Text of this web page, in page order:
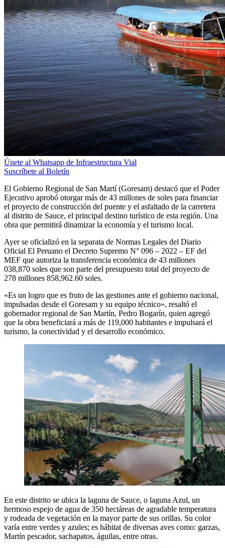
Únete al Whatsapp de Infraestructura Vial
Suscríbete al Boletín
El Gobierno Regional de San Martí (Goresam) destacó que el Poder
Ejecutivo aprobó otorgar más de 43 millones de soles para financiar
el proyecto de construcción del puente y el asfaltado de la carretera
al distrito de Sauce, el principal destino turístico de esta región. Una
obra que permitirá dinamizar la economía y el turismo local.
Ayer se oficializó en la separata de Normas Legales del Diario
Oficial El Peruano el Decreto Supremo N° 096 – 2022 – EF del
MEF que autoriza la transferencia económica de 43 millones
038,870 soles que son parte del presupuesto total del proyecto de
278 millones 858,962.60 soles.
«Es un logro que es fruto de las gestiones ante el gobierno nacional,
impulsadas desde el Goresam y su equipo técnico», resaltó el
gobernador regional de San Martín, Pedro Bogarín, quien agregó
que la obra beneficiará a más de 119,000 habitantes e impulsará el
turismo, la conectividad y el desarrollo económico.
En este distrito se ubica la laguna de Sauce, o laguna Azul, un
hermoso espejo de agua de 350 hectáreas de agradable temperatura
y rodeada de vegetación en la mayor parte de sus orillas. Su color
varía entre verdes y azules; es hábitat de diversas aves como: garzas,
Martín pescador, sachapatos, águilas, entre otras.